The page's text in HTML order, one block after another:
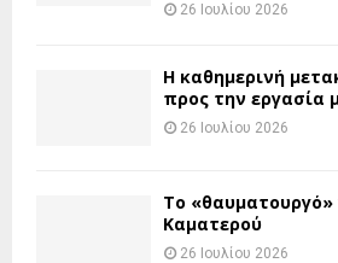
26 Ιουλίου 2026
H καθημερινή
προς την εργασία
26 Ιουλίου 2026
Το «θαυματουργό»
Καματερού
26 Ιουλίου 2026